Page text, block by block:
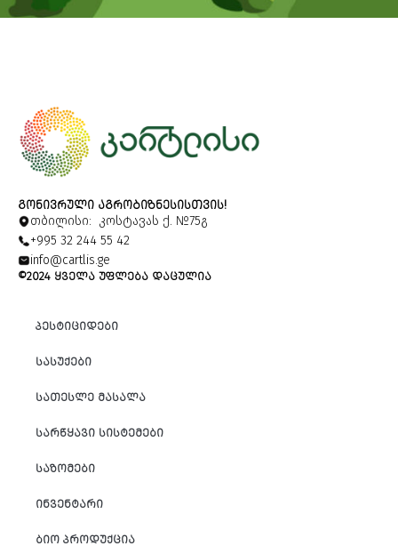
ᲒᲝᲜᲘᲕᲠᲣᲚᲘ ᲐᲒᲠᲝᲑᲘᲖᲜᲔᲡᲘᲡᲗᲕᲘᲡ!
თბილისი: კოსტავას ქ. №75გ
+995 32 244 55 42
info@cartlis.ge
©2024 ᲧᲕᲔᲚᲐ ᲣᲤᲚᲔᲑᲐ ᲓᲐᲪᲣᲚᲘᲐ
ᲞᲔᲡᲢᲘᲪᲘᲓᲔᲑᲘ
ᲡᲐᲡᲣᲥᲔᲑᲘ
ᲡᲐᲗᲔᲡᲚᲔ ᲛᲐᲡᲐᲚᲐ
ᲡᲐᲠᲬᲧᲐᲕᲘ ᲡᲘᲡᲢᲔᲛᲔᲑᲘ
ᲡᲐᲖᲝᲛᲔᲑᲘ
ᲘᲜᲕᲔᲜᲢᲐᲠᲘ
ᲑᲘᲝ ᲞᲠᲝᲓᲣᲥᲪᲘᲐ